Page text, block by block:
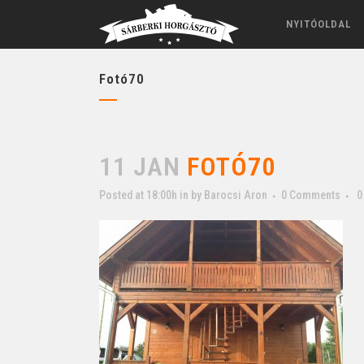
NYITÓOLDAL
Fotó70
11 JAN FOTÓ70
Posted at 18:00h in by Barocsi Aron 0 Comments 0